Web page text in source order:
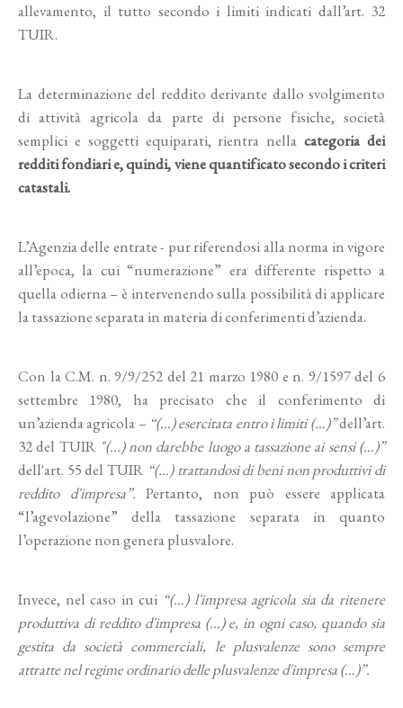
allevamento, il tutto secondo i limiti indicati dall’art. 32
TUIR.
La determinazione del reddito derivante dallo svolgimento
di attività agricola da parte di persone fisiche, società
semplici e soggetti equiparati, rientra nellacategoria dei
redditi fondiari e, quindi, viene quantificato secondo i criteri
catastali.
L’Agenzia delle entrate - pur riferendosi alla norma in vigore
all’epoca, la cui “numerazione” era differente rispetto a
quella odierna – è intervenendo sulla possibilità di applicare
la tassazione separata in materia di conferimenti d’azienda.
Con la C.M. n. 9/9/252 del 21 marzo 1980 e n. 9/1597 del 6
settembre 1980, ha precisato che il conferimento di
un’azienda agricola – “(…) esercitata entro i limiti (…)”dell’art.
32 del TUIR "(...) non darebbe luogo a tassazione ai sensi (…)”
dell'art. 55 del TUIR “(…) trattandosi di beni non produttivi di
reddito d'impresa”. Pertanto, non può essere applicata
“l’agevolazione” della tassazione separata in quanto
l’operazione non genera plusvalore.
Invece, nel caso in cui “(…) l'impresa agricola sia da ritenere
produttiva di reddito d'impresa (…) e, in ogni caso, quando sia
gestita da società commerciali, le plusvalenze sono sempre
attratte nel regime ordinario delle plusvalenze d'impresa (…)”.